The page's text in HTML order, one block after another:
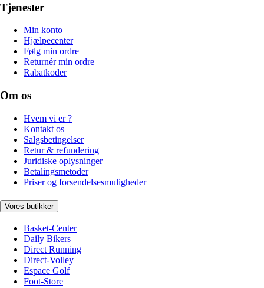
Tjenester
Min konto
Hjælpecenter
Følg min ordre
Returnér min ordre
Rabatkoder
Om os
Hvem vi er ?
Kontakt os
Salgsbetingelser
Retur & refundering
Juridiske oplysninger
Betalingsmetoder
Priser og forsendelsesmuligheder
Vores butikker
Basket-Center
Daily Bikers
Direct Running
Direct-Volley
Espace Golf
Foot-Store